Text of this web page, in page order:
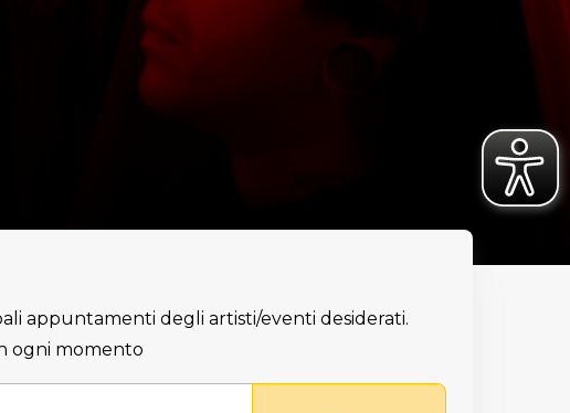
appuntamenti degli artisti/eventi desiderati.
ogni momento